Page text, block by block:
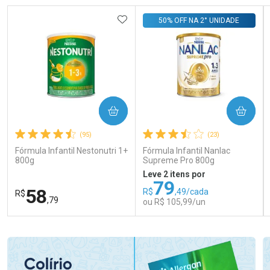
(95)
Fórmula Infantil Nestonutri 1+
800g
R$58,79
ADICIONAR AOS FAVORITOS
COMPRAR
(23)
Fórmula Infantil Nanlac
Supreme Pro 800g
50% OFF NA 2° UNIDADE
Leve 2 itens por
R$79,49/cada
ou R$ 105,99/un
COMPRAR
Laboratório
Por Menos